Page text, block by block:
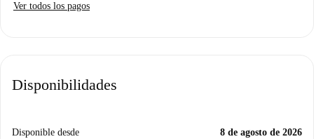
Ver todos los pagos
Disponibilidades
Disponible desde 8 de agosto de 2026